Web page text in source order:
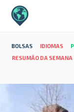
BOLSAS IDIOMAS
RESUMÃO DA SEMANA